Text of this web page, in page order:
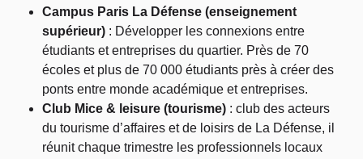
Campus Paris La Défense (enseignement
supérieur) : Développer les connexions entre
étudiants et entreprises du quartier. Près de 70
écoles et plus de 70 000 étudiants près à créer des
ponts entre monde académique et entreprises.
Club Mice & leisure (tourisme) : club des acteurs
du tourisme d’affaires et de loisirs de La Défense, il
réunit chaque trimestre les professionnels locaux